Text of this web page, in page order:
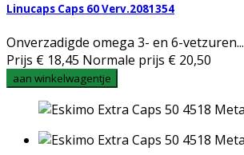
Linucaps Caps 60 Verv.2081354
Onverzadigde omega 3- en 6-vetzuren...
Prijs € 18,45 Normale prijs € 20,50
aan winkelwagentje